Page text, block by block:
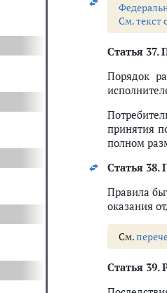
См. текст
Статья 37.
Порядок
принятия
полном
Статья 38.
Правила
оказания
См.
Статья 39.